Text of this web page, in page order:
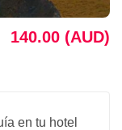
140.00 (AUD)
en tu hotel